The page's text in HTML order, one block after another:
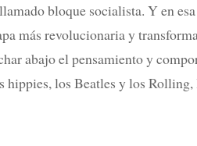
bloque socialista. Y en
más revolucionaria y
abajo el pensamiento y
hippies, los Beatles y los